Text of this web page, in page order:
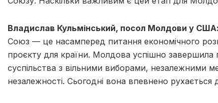
Владислав Кульмінський, посол Молдови у США:
Союз — це насамперед питання економічного
проєкту для країни. Молдова успішно завершила
суспільства з вільними виборами, незалежними
незалежності. Сьогодні вона впевнено рухається